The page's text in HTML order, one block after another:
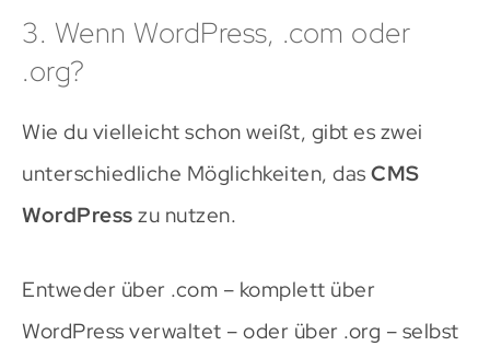
3. Wenn WordPress, .com oder
.org?
Wie du vielleicht schon weißt, gibt es zwei
unterschiedliche Möglichkeiten, das CMS
WordPress zu nutzen.
Entweder über .com – komplett über
WordPress verwaltet – oder über .org – selbst